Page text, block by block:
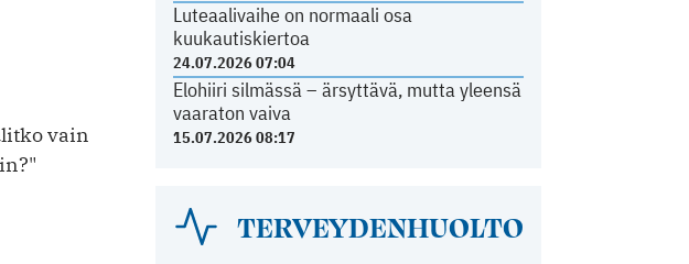
vain
Luteaalivaihe on normaali osa
kuukautiskiertoa
24.07.2026 07:04
Elohiiri silmässä – ärsyttävä, mutta yleensä
vaaraton vaiva
15.07.2026 08:17
TERVEYDENHUOLTO